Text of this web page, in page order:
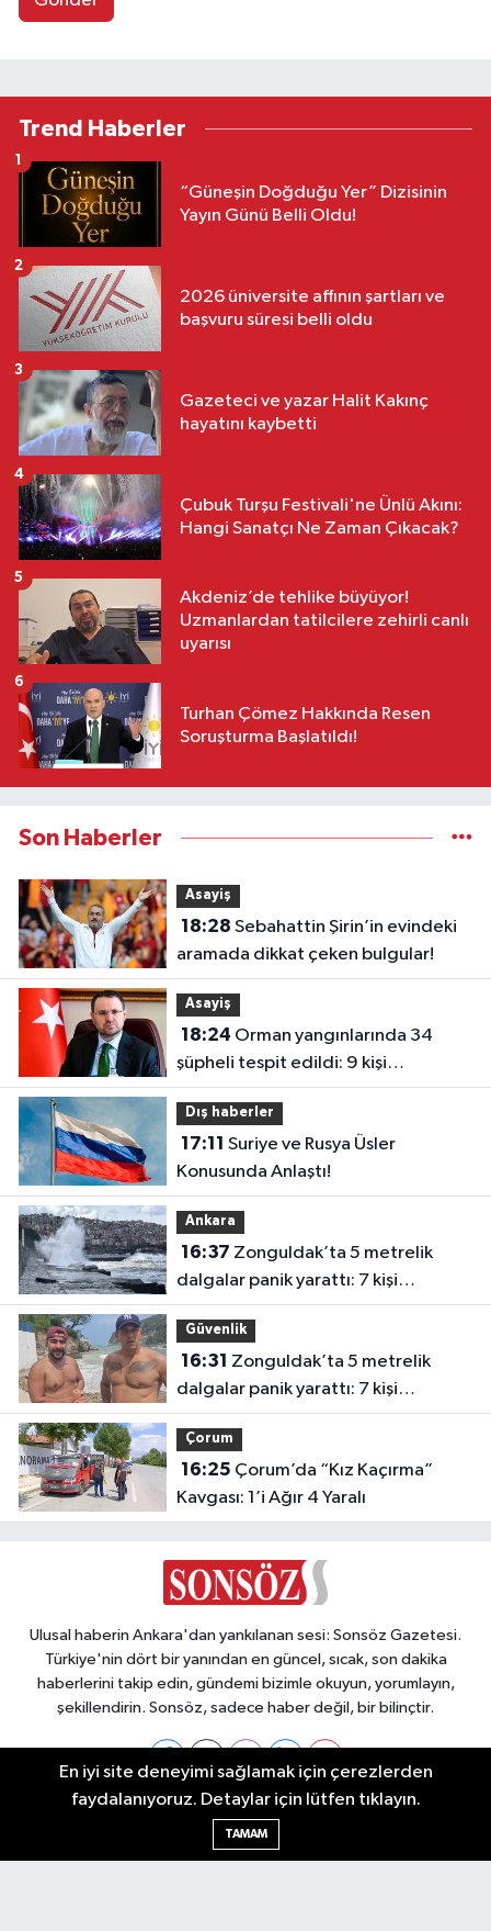
Trend Haberler
“Güneşin Doğduğu Yer” Dizisinin
Yayın Günü Belli Oldu!
1
2026 üniversite affının şartları ve
başvuru süresi belli oldu
2
Gazeteci ve yazar Halit Kakınç
hayatını kaybetti
3
Çubuk Turşu Festivali'ne Ünlü Akını:
Hangi Sanatçı Ne Zaman Çıkacak?
4
Akdeniz’de tehlike büyüyor!
Uzmanlardan tatilcilere zehirli canlı
uyarısı
5
Turhan Çömez Hakkında Resen
Soruşturma Başlatıldı!
6
Son Haberler
Asayiş
18:28
aramada dikkat çeken bulgular!
Asayiş
18:24
şüpheli tespit edildi: 9 kişi
tutuklandı
Dış haberler
17:11
Konusunda Anlaştı!
Ankara
16:37
dalgalar panik yarattı: 7 kişi
kurtarıldı
Güvenlik
16:31
dalgalar panik yarattı: 7 kişi
kurtarıldı
Çorum
16:25
Kavgası: 1’i Ağır 4 Yaralı
Ulusal haberin Ankara'dan yankılanan sesi: Sonsöz Gazetesi.
Türkiye'nin dört bir yanından en güncel, sıcak, son dakika
haberlerini takip edin, gündemi bizimle okuyun, yorumlayın,
şekillendirin. Sonsöz, sadece haber değil, bir bilinçtir.
Ankara Nöbetçi Eczaneler
En iyi site deneyimi sağlamak için çerezlerden
faydalanıyoruz. Detaylar için lütfen tıklayın.
TAMAM